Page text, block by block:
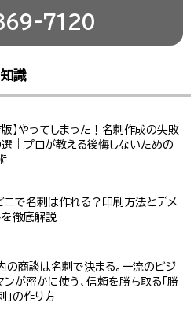
7120
識
版】やってしまった！名刺作成の失敗
｜プロが教える後悔しないための
ニで名刺は作れる？印刷方法とデメ
を徹底解説
の商談は名刺で決まる。一流のビジ
ンが密かに使う、信頼を勝ち取る「勝
」の作り方